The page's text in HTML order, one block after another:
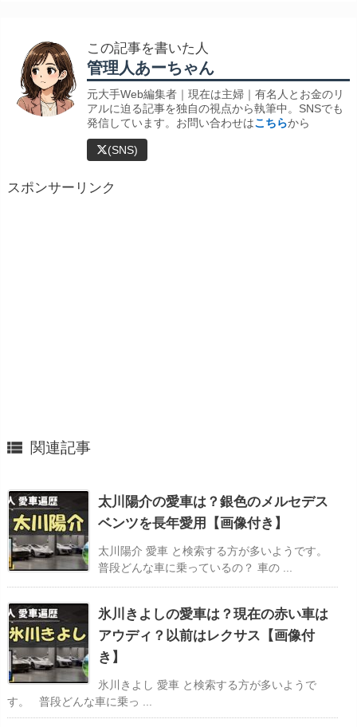
この記事を書いた人
管理人あーちゃん
元大手Web編集者｜現在は主婦｜有名人とお金のリ
アルに迫る記事を独自の視点から執筆中。SNSでも
発信しています。お問い合わせはこちらから
(SNS)
スポンサーリンク
 関連記事
太川陽介の愛車は？銀色のメルセデス
ベンツを長年愛用【画像付き】
太川陽介 愛車 と検索する方が多いようです。
普段どんな車に乗っているの？ 車の ...
氷川きよしの愛車は？現在の赤い車は
アウディ？以前はレクサス【画像付
き】
氷川きよし 愛車 と検索する方が多いようで
す。 普段どんな車に乗っ ...